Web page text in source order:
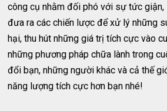
công cụ nhằm đối phó với sự tức giận,
đưa ra các chiến lược để xử lý những
hại, thu hút những giá trị tích cực vào
những phương pháp chữa lành trong
đổi bạn, những người khác và cả thế
năng lượng tích cực hơn bạn nhé!